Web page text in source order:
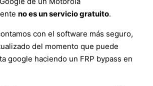
no es un servicio gratuito.
con el software más seguro,
del momento que puede
google haciendo un FRP bypass en